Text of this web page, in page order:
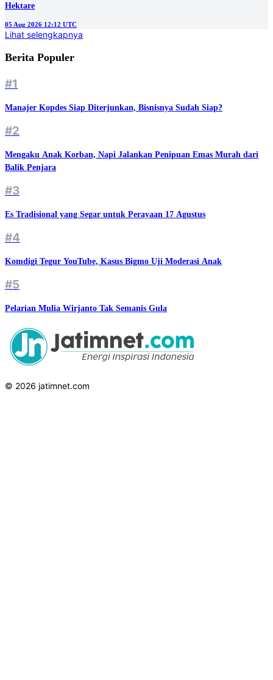
Hektare
05 Aug 2026 12:12 UTC
Lihat selengkapnya
Berita Populer
#1
Manajer Kopdes Siap Diterjunkan, Bisnisnya Sudah Siap?
#2
Mengaku Anak Korban, Napi Jalankan Penipuan Emas Murah dari
Balik Penjara
#3
Es Tradisional yang Segar untuk Perayaan 17 Agustus
#4
Komdigi Tegur YouTube, Kasus Bigmo Uji Moderasi Anak
#5
Pelarian Mulia Wirjanto Tak Semanis Gula
© 2026 jatimnet.com